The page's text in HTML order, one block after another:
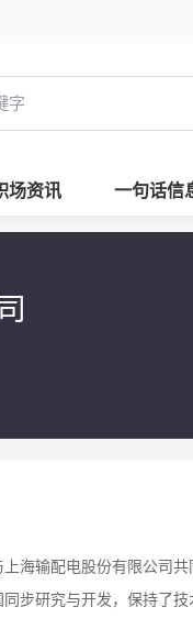
场资讯 一句话信
海输配电股份有限公司
步研究与开发，保持了